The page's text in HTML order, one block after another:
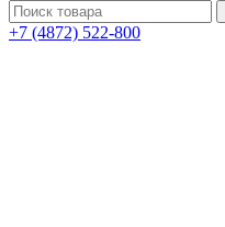
+7 (4872) 522-800